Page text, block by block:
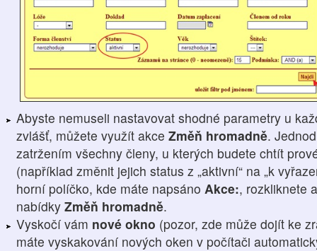
Abyste nemuseli nastavovat shodné parametry u
zvlášť, můžete využít akce Změň hromadně.
zatržením všechny členy, u kterých budete chtít
(například změnit jejich status z „aktivní“ na „k
horní políčko, kde máte napsáno Akce:, rozkliknete
nabídky Změň hromadně.
Vyskočí vám nové okno (pozor, zde může dojít ke
máte vyskakování nových oken v počítači